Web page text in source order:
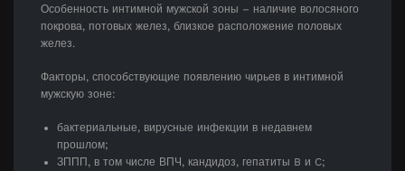
Особенность интимной мужской зоны – наличие волосяного
покрова, потовых желез, близкое расположение половых
желез.
Факторы, способствующие появлению чирьев в интимной
мужскую зоне:
бактериальные, вирусные инфекции в недавнем
прошлом;
ЗППП, в том числе ВПЧ, кандидоз, гепатиты B и C;